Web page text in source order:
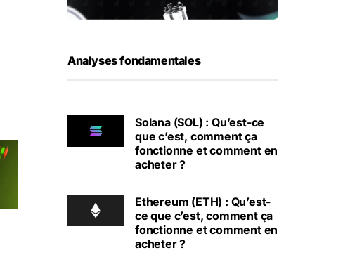
Analyses fondamentales
Solana (SOL) : Qu’est-ce
que c’est, comment ça
fonctionne et comment en
acheter ?
Ethereum (ETH) : Qu’est-
ce que c’est, comment ça
fonctionne et comment en
acheter ?